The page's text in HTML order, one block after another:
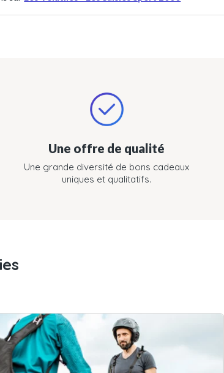
Une offre de qualité
Une grande diversité de bons cadeaux
uniques et qualitatifs.